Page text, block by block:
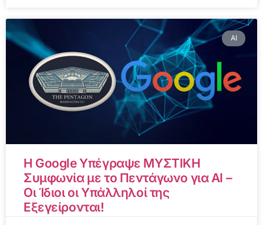
AI
Η Google Υπέγραψε ΜΥΣΤΙΚΗ
Συμφωνία με το Πεντάγωνο για AI –
Οι Ίδιοι οι Υπάλληλοί της
Εξεγείρονται!